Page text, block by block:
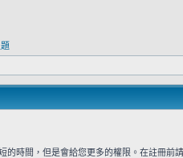
的時間，但是會給您更多的權限。在註冊前